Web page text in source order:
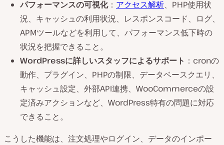
パフォーマンスの可視化： アクセス解析、PHP使用状
況、キャッシュの利用状況、レスポンスコード、ログ、
APMツールなどを利用して、パフォーマンス低下時の
状況を把握できること。
WordPressに詳しいスタッフによるサポート ：cronの
動作、プラグイン、PHPの制限、データベースクエリ、
キャッシュ設定、外部API連携、WooCommerceの設
定済みアクションなど、WordPress特有の問題に対応
できること。
こうした機能は、注文処理やログイン、データのインポー